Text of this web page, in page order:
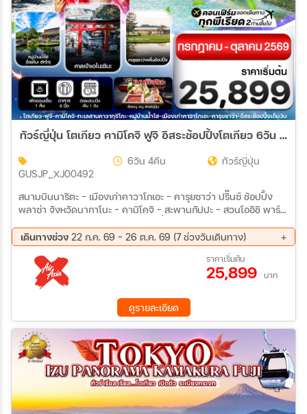
ทัวร์ญี่ปุ่น โตเกียว คามิโคจิ ฟูจิ อิสระช้อปปิ้งโตเกียว 6วัน 4คืน (XJ)
GUSJP_XJ00492
6วัน 4คืน ทัวร์ญี่ปุ่น
สนามบินนาริตะ – เมืองเก่าคาวาโกเอะ - คารุยซาว่า ปริ๊นซ์ ช้อปปิ้ง
พลาซ่า จังหวัดนากาโนะ - คามิโคจิ – สะพานกัปปะ - สวนโออิชิ พาร์ค
แผ่นดินไหว – เกาะเอโนชิมะ – ศาลเจ้าเอโนชิมะ ถนนเบ็นไซเท็นนากามิ
เสะ – ท่าเรือนิชิอุระ - อิออนมอลล์ อิสระช้อปปิ้ง และอิสระท่องเที่ยวตาม
อัธยาศัย หรือ เที่ยวสวนสนุก โตเกียวดิสนีย์แลนด์ (ไม่รวมค่าบัตรเข้า)
**มีไกด์คอยบริการให้คำแนะนำในการเดินทาง** สนามบินนาริตะ–
เดินทางช่วง 22 ก.ค. 69 - 26 ต.ค. 69 (7 ช่วงวันเดินทาง)
26 ส.ค. 69 - 31 ส.ค. 69
09 ก.ย. 69 - 14 ก.ย. 69
16 ก.ย. 69 - 21 ก.ย. 69
30 ก.ย. 69 - 05 ต.ค. 69
07 ต.ค. 69 - 12 ต.ค. 69
14 ต.ค. 69 - 19 ต.ค. 69
ราคาเริ่มต้น
25,899 บาท
ดูรายละเอียด